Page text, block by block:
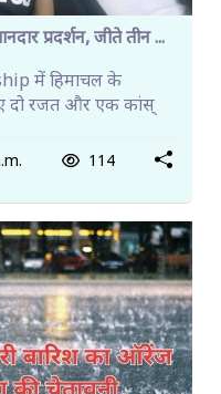
प्रदर्शन, जीते तीन ...
में हिमाचल के
दो रजत और एक कांस्
114